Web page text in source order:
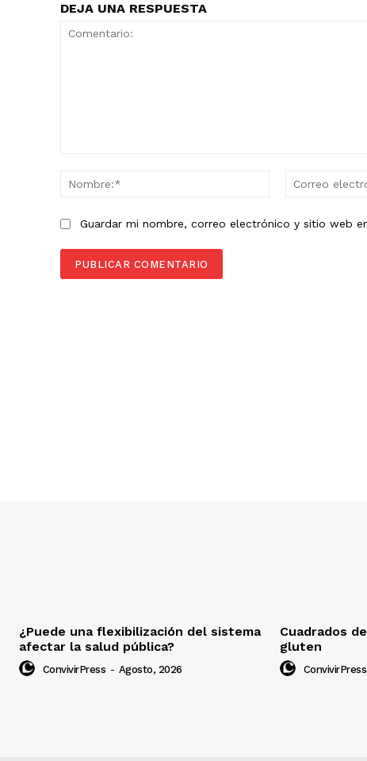
DEJA UNA RESPUESTA
Nombre:*
Guardar mi nombre, correo electrónico y sitio web
¿Puede una flexibilización del sistema
afectar la salud pública?
ConvivirPress - Agosto, 2026
Cuadrados
gluten
ConvivirPress